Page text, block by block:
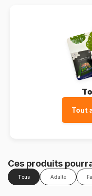
Tout
Ces produits
Tous Adulte